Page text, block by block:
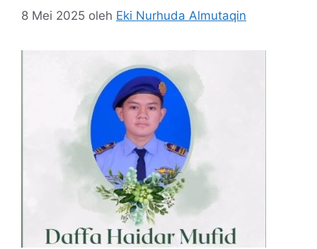
8 Mei 2025 oleh Eki Nurhuda Almutaqin